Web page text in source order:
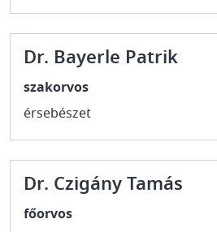
Dr. Bayerle Patrik
szakorvos
érsebészet
Dr. Czigány Tamás
főorvos